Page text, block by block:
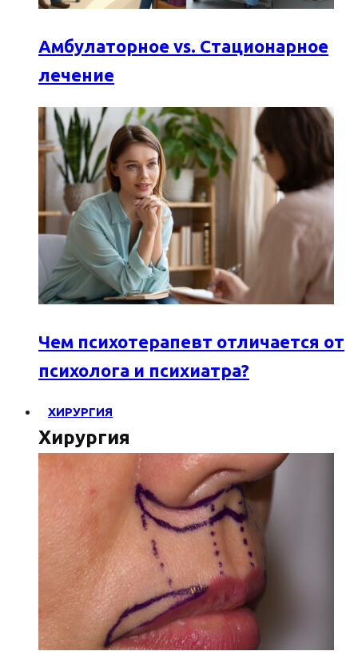
Амбулаторное vs. Стационарное
лечение
Чем психотерапевт отличается от
психолога и психиатра?
ХИРУРГИЯ
Хирургия